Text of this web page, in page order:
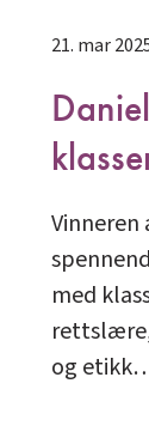
21. mar
Vinneren
med
og